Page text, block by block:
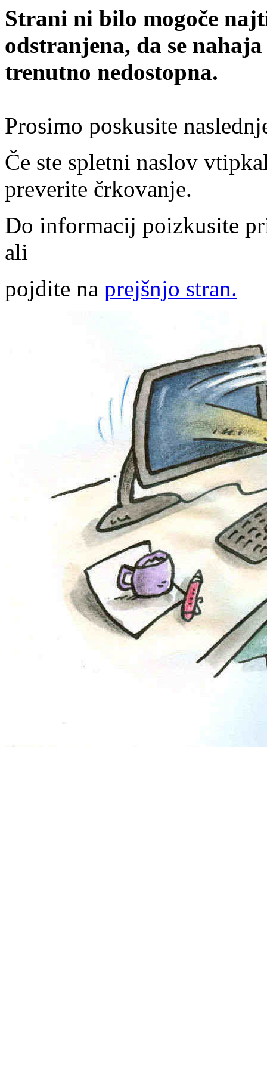
Strani ni bilo mogoče
odstranjena, da se
trenutno nedostopna.
Prosimo poskusite
Če ste spletni naslov
preverite črkovanje.
Do informacij poizkusite
ali
pojdite na prejšnjo stran.